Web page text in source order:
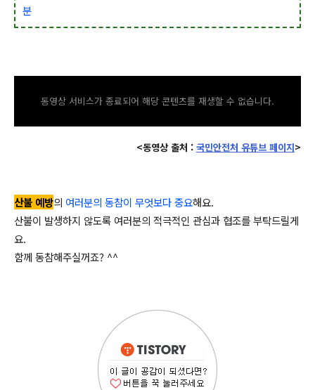
분
동영상 서비스가 종료되어 해당 콘텐츠를 재생할 수 없습니다.
<동영상 출처 : 국민안전처 유튜브 페이지>
산불 예방의 여러분의 동참이 무엇보다 중요해요.
산불이 발생하지 않도록 여러분의 적극적인 관심과 협조를 부탁드릴게
요.
함께 동참해주실꺼죠? ^^